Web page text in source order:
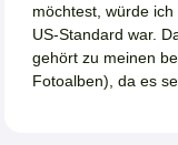
möchtest, würde
US-Standard war.
gehört zu meinen
Fotoalben), da es